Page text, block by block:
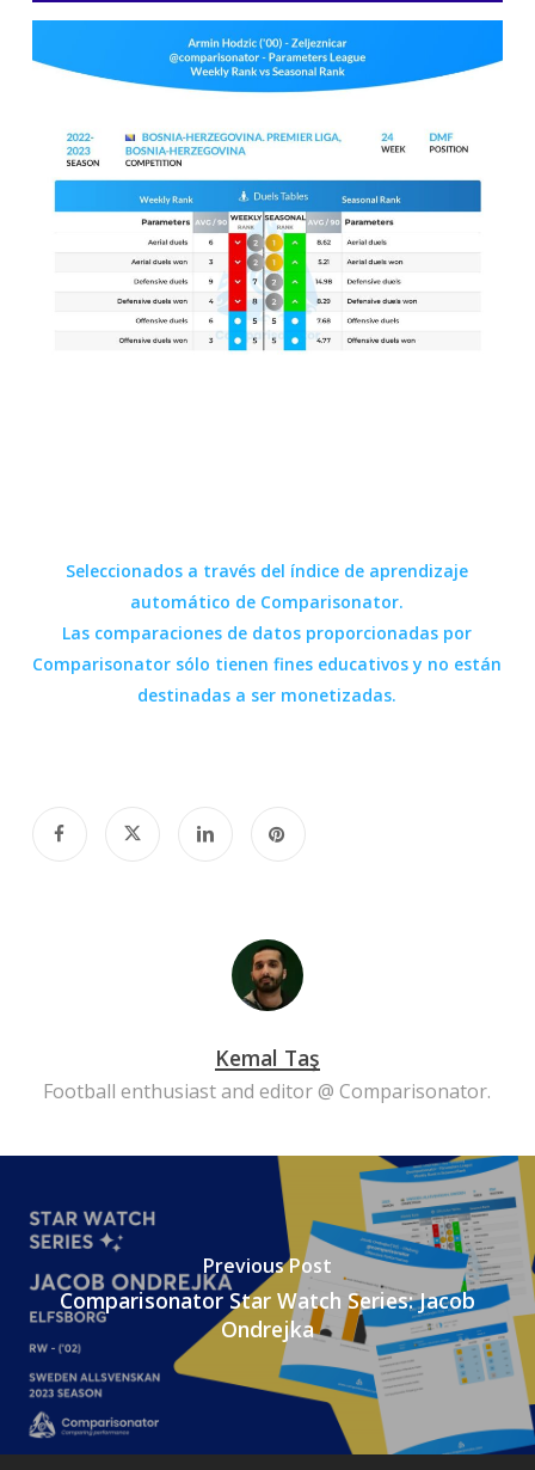
Seleccionados a través del índice de aprendizaje
automático de Comparisonator.
Las comparaciones de datos proporcionadas por
Comparisonator sólo tienen fines educativos y no están
destinadas a ser monetizadas.
Kemal Taş
Football enthusiast and editor @ Comparisonator.
Previous Post
Comparisonator Star Watch Series: Jacob
Ondrejka